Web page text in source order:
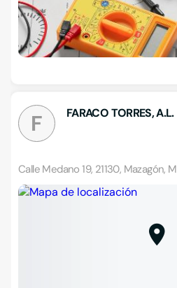
F FARACO TORRES, A.L.
Calle Medano 19, 21130, Mazagón,